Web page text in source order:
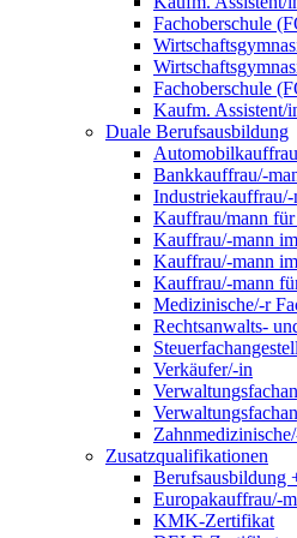
Fachoberschule
Fachoberschule
Kaufm. Assistent/
Duale Berufsausbildung
Bankkauffrau/-
Industriekauffrau/-
Kauffrau/mann
Kauffrau/-mann
Kauffrau/-mann
Kauffrau/-mann
Medizinische/-r
Rechtsanwalts-
Verkäufer/-in
Zusatzqualifikationen
Berufsausbildung
Europakauffrau/-
KMK-Zertifikat